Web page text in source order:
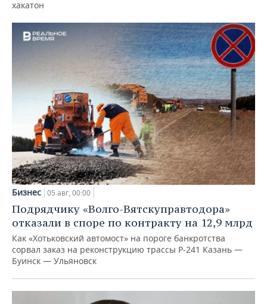
хакатон
Бизнес 05 авг, 00:00
Подрядчику «Волго-Вятскуправтодора»
отказали в споре по контракту на 12,9 млрд
Как «Хотьковский автомост» на пороге банкротства
сорвал заказ на реконструкцию трассы Р‑241 Казань —
Буинск — Ульяновск